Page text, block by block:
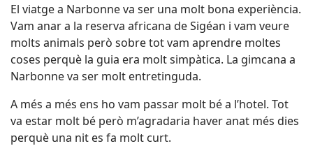
El viatge a Narbonne va ser una molt bona experiència.
Vam anar a la reserva africana de Sigéan i vam veure
molts animals però sobre tot vam aprendre moltes
coses perquè la guia era molt simpàtica. La gimcana a
Narbonne va ser molt entretinguda.
A més a més ens ho vam passar molt bé a l’hotel. Tot
va estar molt bé però m’agradaria haver anat més dies
perquè una nit es fa molt curt.